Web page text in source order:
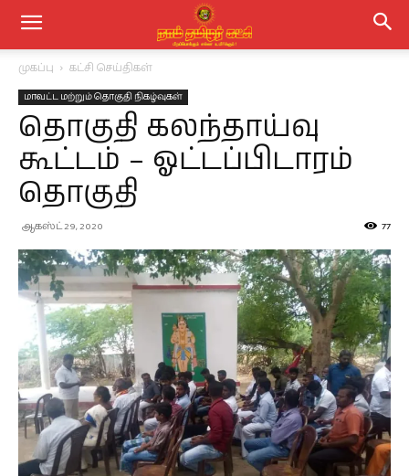
முகப்பு கட்சி செய்திகள்
மாவட்ட மற்றும் தொகுதி நிகழ்வுகள்
தொகுதி கலந்தாய்வு
கூட்டம் – ஓட்டப்பிடாரம்
தொகுதி
ஆகஸ்ட் 29, 2020 77